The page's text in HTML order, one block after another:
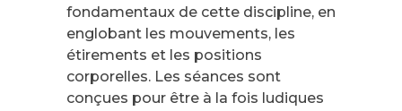
fondamentaux de cette discipline, en
englobant les mouvements, les
étirements et les positions
corporelles. Les séances sont
conçues pour être à la fois ludiques